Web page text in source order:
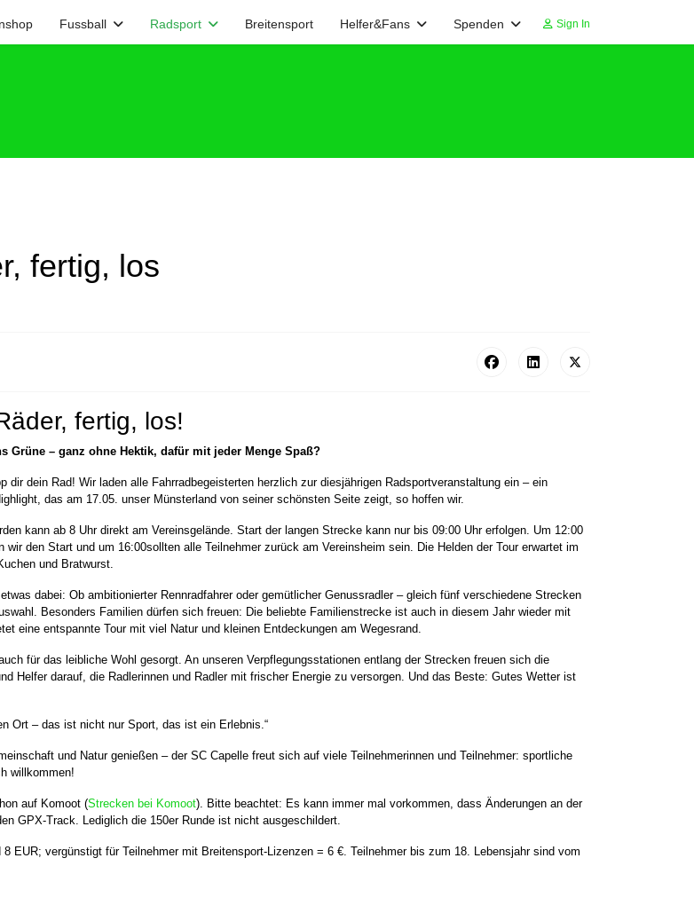
Fussball Radsport Breitensport Helfer&Fans Spenden Sign In
fertig, los
fertig, los!
Grüne – ganz ohne Hektik, dafür mit jeder Menge Spaß?
dir dein Rad! Wir laden alle Fahrradbegeisterten herzlich zur diesjährigen Radsportveranstaltung ein – ein
das am 17.05. unser Münsterland von seiner schönsten Seite zeigt, so hoffen wir.
kann ab 8 Uhr direkt am Vereinsgelände. Start der langen Strecke kann nur bis 09:00 Uhr erfolgen. Um 12:00
wir den Start und um 16:00sollten alle Teilnehmer zurück am Vereinsheim sein. Die Helden der Tour erwartet im
und Bratwurst.
dabei: Ob ambitionierter Rennradfahrer oder gemütlicher Genussradler – gleich fünf verschiedene Strecken
Besonders Familien dürfen sich freuen: Die beliebte Familienstrecke ist auch in diesem Jahr wieder mit
eine entspannte Tour mit viel Natur und kleinen Entdeckungen am Wegesrand.
für das leibliche Wohl gesorgt. An unseren Verpflegungsstationen entlang der Strecken freuen sich die
Helfer darauf, die Radlerinnen und Radler mit frischer Energie zu versorgen. Und das Beste: Gutes Wetter ist
Ort – das ist nicht nur Sport, das ist ein Erlebnis.“
und Natur genießen – der SC Capelle freut sich auf viele Teilnehmerinnen und Teilnehmer: sportliche
willkommen!
auf Komoot (Strecken bei Komoot). Bitte beachtet: Es kann immer mal vorkommen, dass Änderungen an der
GPX-Track. Lediglich die 150er Runde ist nicht ausgeschildert.
EUR; vergünstigt für Teilnehmer mit Breitensport-Lizenzen = 6 €. Teilnehmer bis zum 18. Lebensjahr sind vom